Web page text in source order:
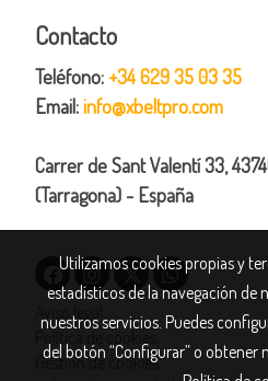
Contacto
Teléfono: +34 629 35 03 35
Email:info@xbeltpro.com
Carrer de Sant Valentí 33,
(Tarragona) - España
Aviso legal
Gestión de cookies
Utilizamos cookies propias y
estadísticos de la navegación de
nuestros servicios. Puedes
del botón “Configurar” o